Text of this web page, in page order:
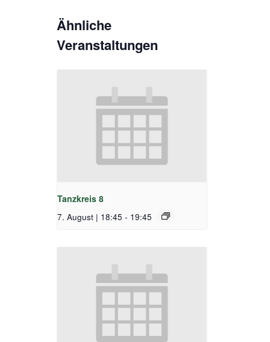
Ähnliche
Veranstaltungen
Tanzkreis 8
7. August | 18:45 - 19:45